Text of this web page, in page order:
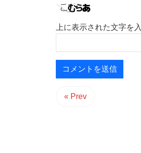
上に表示された文字を
« Prev